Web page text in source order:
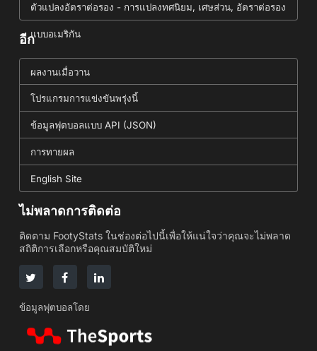
ตัวแปลงอัตราต่อรอง - การแปลงทศนิยม, เศษส่วน, อัตราต่อรอง
แบบอเมริกัน
อีก
ผลงานเมื่อวาน
โปรแกรมการแข่งขันพรุ่งนี้
ข้อมูลฟุตบอลแบบ API (JSON)
การทายผล
English Site
ไม่พลาดการติดต่อ
ติดตาม FootyStats ในช่องต่อไปนี้เพื่อให้แน่ใจว่าคุณจะไม่พลาด
สถิติการเลือกหรือคุณสมบัติใหม่
ข้อมูลฟุตบอลโดย